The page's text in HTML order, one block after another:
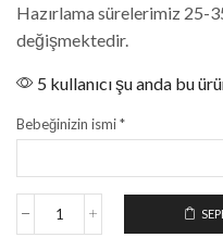
Hazırlama sürelerimiz 25-
değişmektedir.
5 kullanıcı şu anda bu
Bebeğinizin ismi*